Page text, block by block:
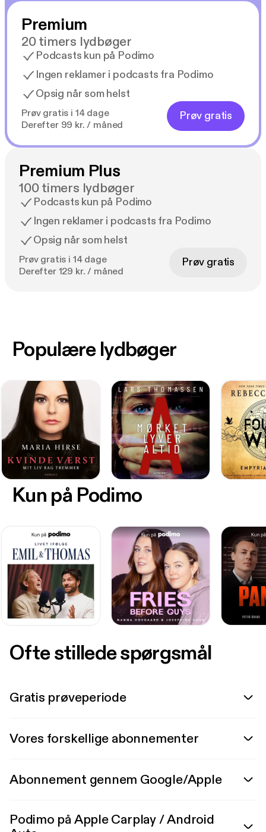
Premium
20 timers lydbøger
Podcasts kun på Podimo
Ingen reklamer i podcasts fra Podimo
Opsig når som helst
Prøv gratis i 14 dage
Derefter 99 kr. / måned
Prøv gratis
Premium Plus
100 timers lydbøger
Podcasts kun på Podimo
Ingen reklamer i podcasts fra Podimo
Opsig når som helst
Prøv gratis i 14 dage
Derefter 129 kr. / måned
Prøv gratis
Kun på Podimo
Populære lydbøger
Ofte stillede spørgsmål
Gratis prøveperiode
Vores forskellige abonnementer
Abonnement gennem Google/Apple
Podimo på Apple Carplay / Android